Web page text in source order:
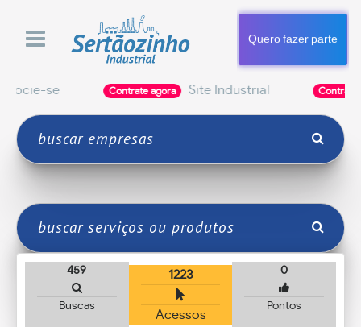
Quero fazer parte
se Contrate agora Site Industrial Contrate agora
459
Buscas
1223
Acessos
0
Pontos